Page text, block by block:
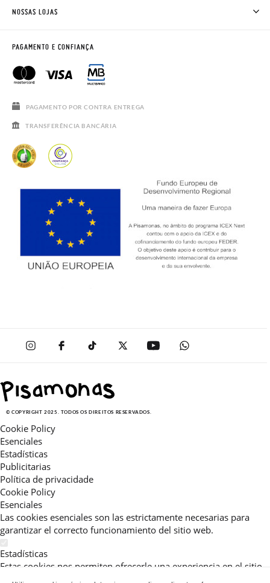
AVISO LEGAL, PRIVACIDADE E COOKIES
GUIA DE TAMANHOS
SALDOS
HORÁRIO
PERGUNTAS FREQUENTES
NOSSAS LOJAS
PAGAMENTO E CONFIANÇA
PAGAMENTO POR CONTRA ENTREGA
TRANSFERÊNCIA BANCÁRIA
© COPYRIGHT 2025. TODOS OS DIREITOS RESERVADOS.
Cookie Policy
Esenciales
Estadísticas
Publicitarias
Política de privacidade
Cookie Policy
Esenciales
Las cookies esenciales son las estrictamente necesarias para
garantizar el correcto funcionamiento del sitio web.
Estadísticas
Estas cookies nos permiten ofrecerle una experiencia en el sitio
adaptada a su navegación (recomendaciones de producto